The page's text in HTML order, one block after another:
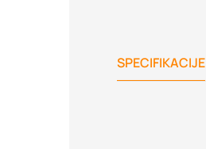
SPECIFIKACIJE